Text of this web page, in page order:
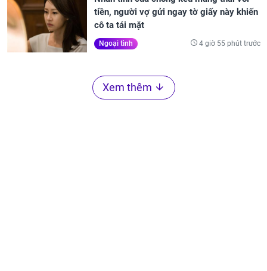
tiền, người vợ gửi ngay tờ giấy này khiến
cô ta tái mặt
Ngoại tình 4 giờ 55 phút trước
Xem thêm